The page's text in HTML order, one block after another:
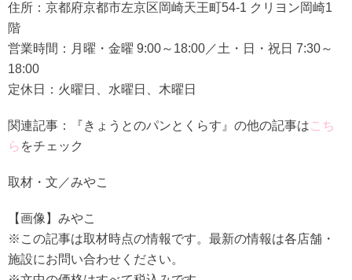
住所：京都府京都市左京区岡崎天王町54-1 クリヨン岡崎1
階
営業時間：月曜・金曜 9:00～18:00／土・日・祝日 7:30～
18:00
定休日：火曜日、水曜日、木曜日
関連記事：『きょうとのパンとくらす』の他の記事はこち
ら をチェック
取材・文／みやこ
【画像】みやこ
※この記事は取材時点の情報です。最新の情報は各店舗・
施設にお問い合わせください。